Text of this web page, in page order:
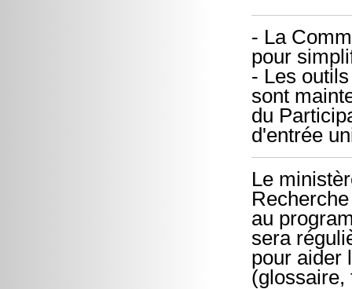
- La
pour
- Les
sont
du
d'entrée
Le
au
sera
pour aider
(glossaire,